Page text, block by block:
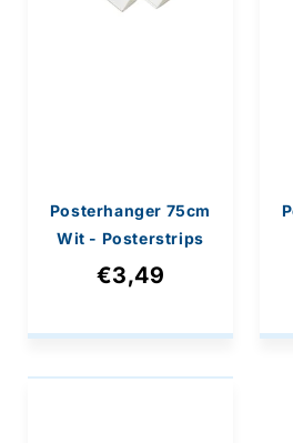
Posterhanger 75cm
Wit - Posterstrips
met Ophangoog
€3,49